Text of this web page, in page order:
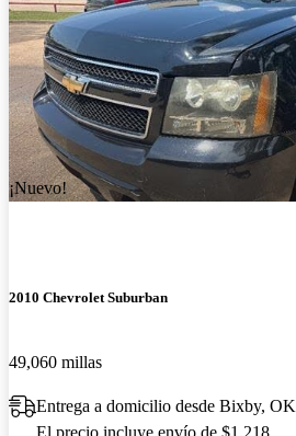
¡Nuevo!
2010 Chevrolet Suburban
49,060 millas
Entrega a domicilio desde Bixby, OK